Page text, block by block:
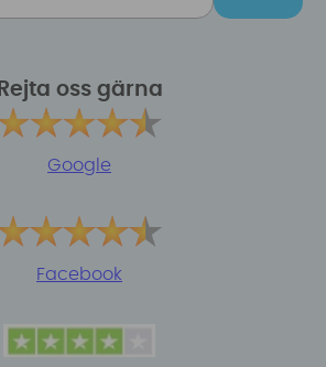
Rejta oss gärna
Google
Facebook